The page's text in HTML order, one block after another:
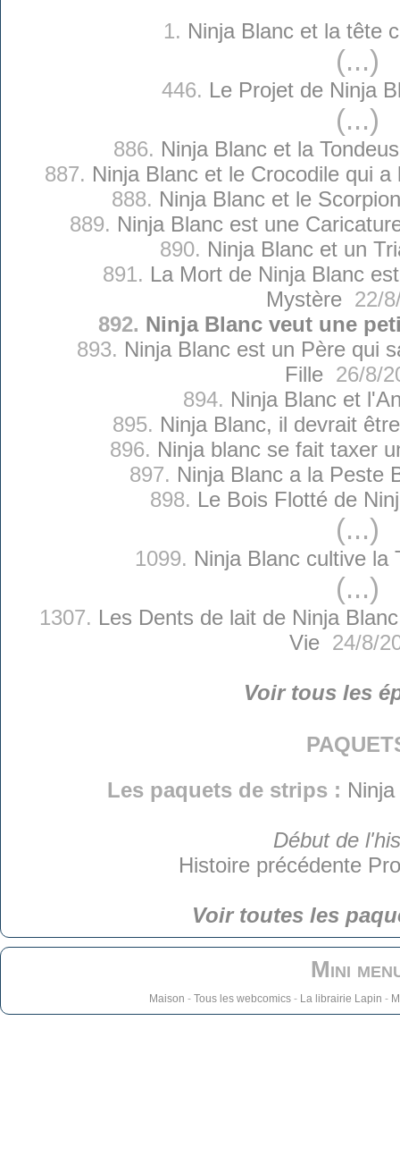
1. Ninja Blanc et la tête
(...)
446. Le Projet de Ninja
(...)
886. Ninja Blanc et la
887. Ninja Blanc et le Crocodile qui
888. Ninja Blanc et le
889. Ninja Blanc est une
890. Ninja Blanc et un
891. La Mort de Ninja Blanc
Mystère 22/
892. Ninja Blanc veut une
893. Ninja Blanc est un Père qui
Fille 26/8/
894. Ninja Blanc et
895. Ninja Blanc, il devrait
896. Ninja blanc se fait taxer
897. Ninja Blanc a la Peste
898. Le Bois Flotté de
(...)
1099. Ninja Blanc cultive la
(...)
1307. Les Dents de lait de Ninja
Vie24/8/
Voir tous les
Les paquets de strips :
Début de
Histoire précédente
Voir toutes les
Mini
Maison - Tous les webcomics- La librairie Lapin -